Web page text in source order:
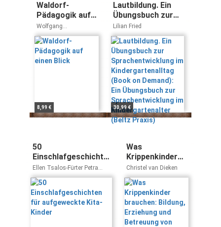
Waldorf-
Pädagogik auf
einen Blick
Wolfgang
Saßmannshausen
8,99 €
Lautbildung. Ein
Übungsbuch zur
Sprachentwicklung
im
Kindergartenalltag
(Book on Demand):
Ein Übungsbuch
zur
Sprachentwicklung
im
Kindergartenalter
(Beltz Praxis)
Lilian Fried
30,99 €
50
Einschlafgeschichten
für aufgeweckte
Kita-Kinder
Ellen Tsalos-Fürter Petra
Bartoli y Eckert
Was
Krippenkinder
brauchen:
Bildung,
Erziehung und
Betreuung von
Kindern unter 3
Jahren
Christel van Dieken